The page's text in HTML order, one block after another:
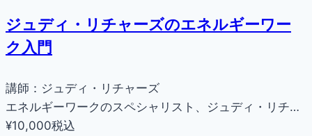
ジュディ・リチャーズのエネルギーワー
ク入門
講師：ジュディ・リチャーズ
エネルギーワークのスペシャリスト、ジュディ・リチ…
¥10,000税込